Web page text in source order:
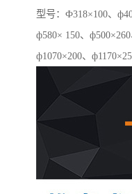
型号：Ф318×100、
ф580× 150、
ф1070×200、